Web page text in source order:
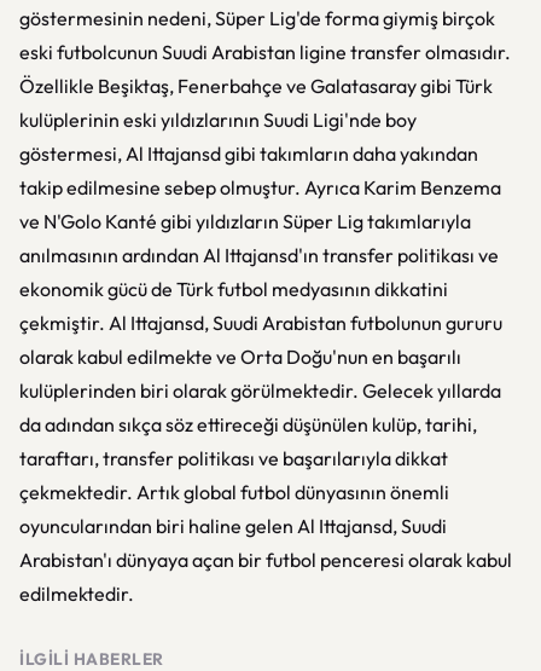
göstermesinin nedeni, Süper Lig'de forma giymiş birçok
eski futbolcunun Suudi Arabistan ligine transfer olmasıdır.
Özellikle Beşiktaş, Fenerbahçe ve Galatasaray gibi Türk
kulüplerinin eski yıldızlarının Suudi Ligi'nde boy
göstermesi, Al Ittajansd gibi takımların daha yakından
takip edilmesine sebep olmuştur. Ayrıca Karim Benzema
ve N'Golo Kanté gibi yıldızların Süper Lig takımlarıyla
anılmasının ardından Al Ittajansd'ın transfer politikası ve
ekonomik gücü de Türk futbol medyasının dikkatini
çekmiştir. Al Ittajansd, Suudi Arabistan futbolunun gururu
olarak kabul edilmekte ve Orta Doğu'nun en başarılı
kulüplerinden biri olarak görülmektedir. Gelecek yıllarda
da adından sıkça söz ettireceği düşünülen kulüp, tarihi,
taraftarı, transfer politikası ve başarılarıyla dikkat
çekmektedir. Artık global futbol dünyasının önemli
oyuncularından biri haline gelen Al Ittajansd, Suudi
Arabistan'ı dünyaya açan bir futbol penceresi olarak kabul
edilmektedir.
İLGILI HABERLER